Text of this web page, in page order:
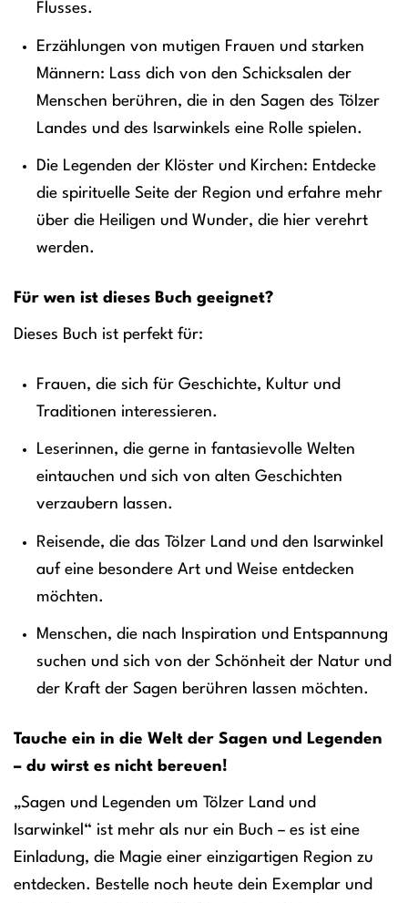
Flusses.
Erzählungen von mutigen Frauen und starken
Männern: Lass dich von den Schicksalen der
Menschen berühren, die in den Sagen des Tölzer
Landes und des Isarwinkels eine Rolle spielen.
Die Legenden der Klöster und Kirchen: Entdecke
die spirituelle Seite der Region und erfahre mehr
über die Heiligen und Wunder, die hier verehrt
werden.
Für wen ist dieses Buch geeignet?
Dieses Buch ist perfekt für:
Frauen, die sich für Geschichte, Kultur und
Traditionen interessieren.
Leserinnen, die gerne in fantasievolle Welten
eintauchen und sich von alten Geschichten
verzaubern lassen.
Reisende, die das Tölzer Land und den Isarwinkel
auf eine besondere Art und Weise entdecken
möchten.
Menschen, die nach Inspiration und Entspannung
suchen und sich von der Schönheit der Natur und
der Kraft der Sagen berühren lassen möchten.
Tauche ein in die Welt der Sagen und Legenden
– du wirst es nicht bereuen!
„Sagen und Legenden um Tölzer Land und
Isarwinkel“ ist mehr als nur ein Buch – es ist eine
Einladung, die Magie einer einzigartigen Region zu
entdecken. Bestelle noch heute dein Exemplar und